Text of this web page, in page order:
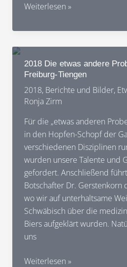
2019
etwas
andere
Musikverein
Freiburg-
Tiengen
Weiterlesen »
2018 Die etwas andere
Freiburg-Tiengen
2018, Berichte und Bilder,
Ronja Zirm
Für die „etwas anderen
in den Hopfen-Schopf der
verschiedenen Disziplinen
wurden unsere Talente und
gefordert. Anschließend
Botschafter Dr. Gerstenkorn
wo wir auf unterhaltsame
Schwäbisch über die
Biers aufgeklärt wurden.
uns
2018
Weiterlesen »